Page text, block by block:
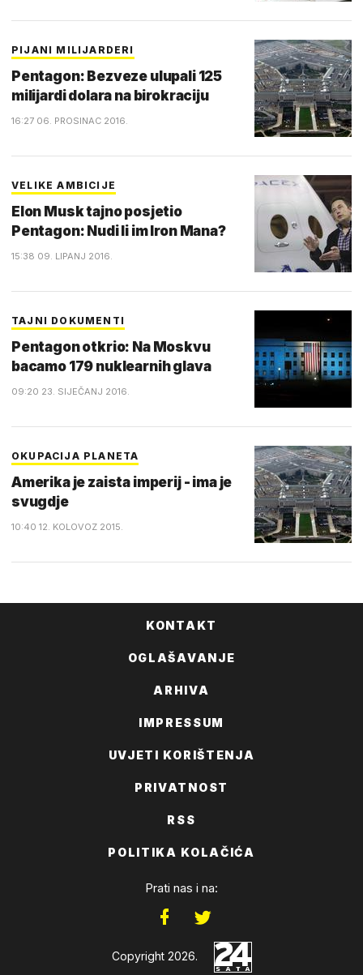
PIJANI MILIJARDERI
Pentagon: Bezveze ulupali 125
milijardi dolara na birokraciju
16:27 06. PROSINAC 2016.
VELIKE AMBICIJE
Elon Musk tajno posjetio
Pentagon: Nudi li im Iron Mana?
15:38 09. LIPANJ 2016.
TAJNI DOKUMENTI
Pentagon otkrio: Na Moskvu
bacamo 179 nuklearnih glava
09:20 23. SIJEČANJ 2016.
OKUPACIJA PLANETA
Amerika je zaista imperij - ima je
svugdje
10:40 12. KOLOVOZ 2015.
KONTAKT
OGLAŠAVANJE
ARHIVA
IMPRESSUM
UVJETI KORIŠTENJA
PRIVATNOST
RSS
POLITIKA KOLAČIĆA
Prati nas i na:
Copyright 2026.